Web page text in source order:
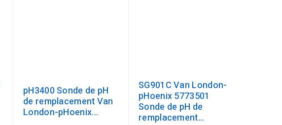
pH3400 Sonde de pH
de remplacement Van
London-pHoenix...
SG901C Van London-
pHoenix 5773501
Sonde de pH de
remplacement...